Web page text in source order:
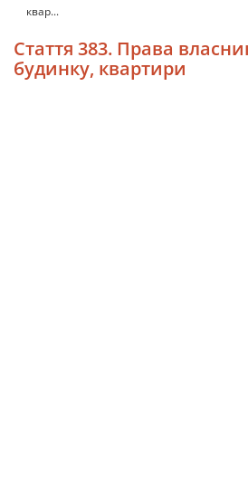
квар...
Стаття 383. Права
будинку, квартири